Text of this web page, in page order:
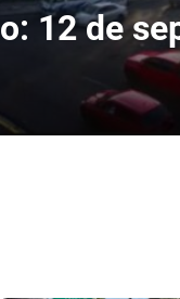
12 de